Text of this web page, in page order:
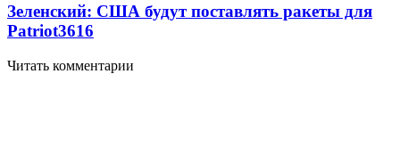
Зеленский: США будут поставлять ракеты для
Patriot3616
Читать комментарии